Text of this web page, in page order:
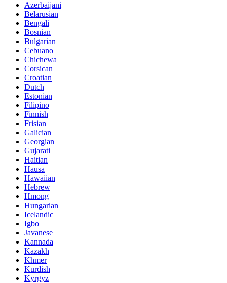
Azerbaijani
Belarusian
Bengali
Bosnian
Bulgarian
Cebuano
Chichewa
Corsican
Croatian
Dutch
Estonian
Filipino
Finnish
Frisian
Galician
Georgian
Gujarati
Haitian
Hausa
Hawaiian
Hebrew
Hmong
Hungarian
Icelandic
Igbo
Javanese
Kannada
Kazakh
Khmer
Kurdish
Kyrgyz